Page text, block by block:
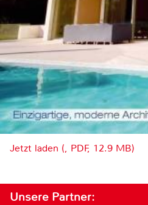
Jetzt laden (, PDF, 12.9 MB)
Unsere Partner: